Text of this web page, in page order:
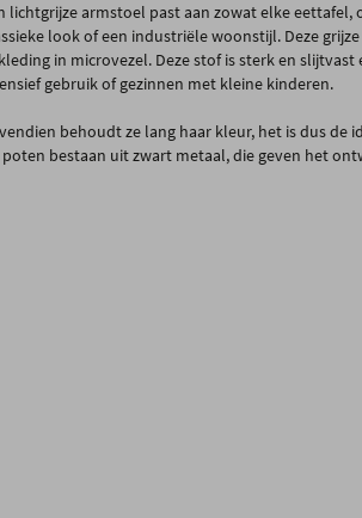
lichtgrijze armstoel past aan zowat elke eettafel,
look of een industriële woonstijl. Deze
in microvezel. Deze stof is sterk en
gebruik of gezinnen met kleine kinderen.
behoudt ze lang haar kleur, het is dus de
poten bestaan uit zwart metaal, die geven het